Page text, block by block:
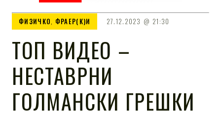
M EXPRESS
Сител
ФИЗИЧКО, ФРАЕР(К)И 27.12.2023 21:30
ТОП ВИДЕО –
НЕСТАВРНИ
ГОЛМАНСКИ ГРЕШКИ